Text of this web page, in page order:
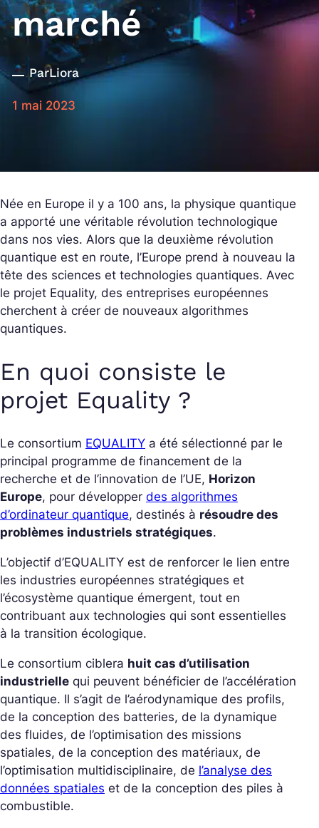
marché
ParLiora
1 mai 2023
Née en Europe il y a 100 ans, la physique quantique
a apporté une véritable révolution technologique
dans nos vies. Alors que la deuxième révolution
quantique est en route, l’Europe prend à nouveau la
tête des sciences et technologies quantiques. Avec
le projet Equality, des entreprises européennes
cherchent à créer de nouveaux algorithmes
quantiques.
En quoi consiste le
projet Equality ?
Le consortium EQUALITY a été sélectionné par le
principal programme de financement de la
recherche et de l’innovation de l’UE, Horizon
Europe, pour développer des algorithmes
d’ordinateur quantique, destinés à résoudre des
problèmes industriels stratégiques.
L’objectif d’EQUALITY est de renforcer le lien entre
les industries européennes stratégiques et
l’écosystème quantique émergent, tout en
contribuant aux technologies qui sont essentielles
à la transition écologique.
Le consortium ciblera huit cas d’utilisation
industrielle qui peuvent bénéficier de l’accélération
quantique. Il s’agit de l’aérodynamique des profils,
de la conception des batteries, de la dynamique
des fluides, de l’optimisation des missions
spatiales, de la conception des matériaux, de
l’optimisation multidisciplinaire, de l’analyse des
données spatiales et de la conception des piles à
combustible.